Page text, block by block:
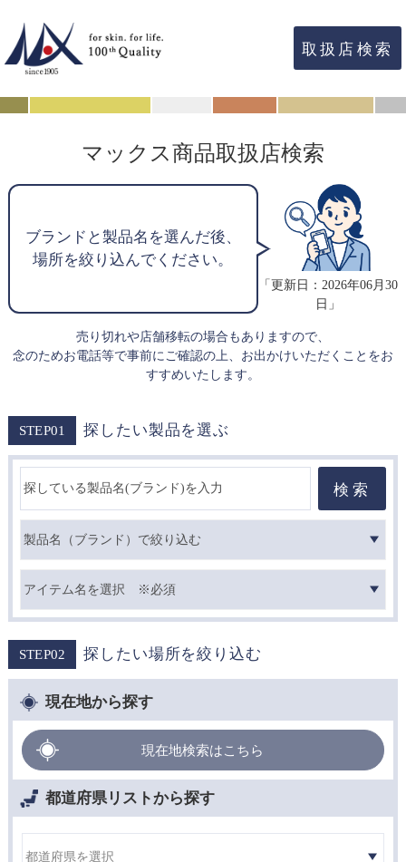
取扱店検索
マックス商品取扱店検索
ブランドと製品名を選んだ後、
場所を絞り込んでください。
「更新日：2026年06月30
日」
売り切れや店舗移転の場合もありますので、
念のためお電話等で事前にご確認の上、お出かけいただくことをお
すすめいたします。
STEP01 探したい製品を選ぶ
検索
STEP02 探したい場所を絞り込む
現在地から探す
都道府県リストから探す